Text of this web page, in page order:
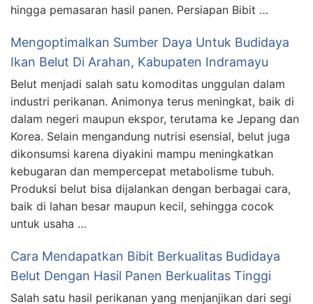
hingga pemasaran hasil panen. Persiapan Bibit …
Mengoptimalkan Sumber Daya Untuk Budidaya
Ikan Belut Di Arahan, Kabupaten Indramayu
Belut menjadi salah satu komoditas unggulan dalam
industri perikanan. Animonya terus meningkat, baik di
dalam negeri maupun ekspor, terutama ke Jepang dan
Korea. Selain mengandung nutrisi esensial, belut juga
dikonsumsi karena diyakini mampu meningkatkan
kebugaran dan mempercepat metabolisme tubuh.
Produksi belut bisa dijalankan dengan berbagai cara,
baik di lahan besar maupun kecil, sehingga cocok
untuk usaha …
Cara Mendapatkan Bibit Berkualitas Budidaya
Belut Dengan Hasil Panen Berkualitas Tinggi
Salah satu hasil perikanan yang menjanjikan dari segi